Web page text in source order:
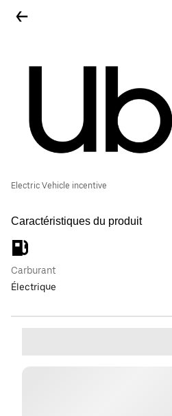
Electric Vehicle incentive
Caractéristiques du produit
Carburant
Électrique